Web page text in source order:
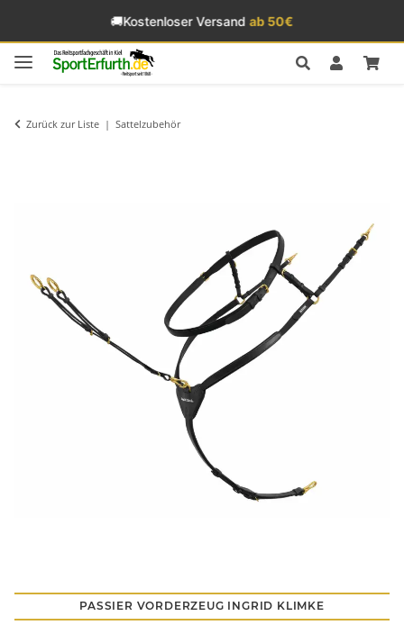
🚚Kostenloser Versandab 50€
Zurück zur Liste Sattelzubehör
PASSIER VORDERZEUG INGRID KLIMKE